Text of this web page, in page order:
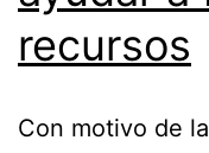
recursos
Con motivo de